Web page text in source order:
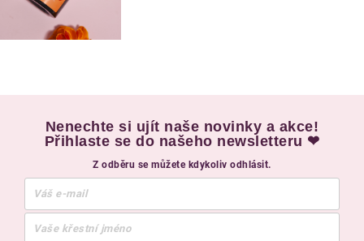
Nenechte si ujít naše novinky a akce!
Přihlaste se do našeho newsletteru ❤
Z odběru se můžete kdykoliv odhlásit.